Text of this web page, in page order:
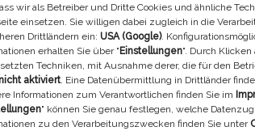
wir als Betreiber und Dritte Cookies und ähnliche
einsetzen. Sie willigen dabei zugleich in die
Drittländern ein: USA (Google).
erhalten Sie über "Einstellungen". Durch Klicken
Techniken, mit Ausnahme derer, die für den
aktiviert. Eine Datenübermittlung in Drittländer
Informationen zum Verantwortlichen finden Sie im
" können Sie genau festlegen, welche
zu den Verarbeitungszwecken finden Sie unter
Silvia Klinner
+49 4954 93 62 40